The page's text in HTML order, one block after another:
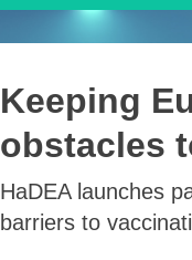
Keeping
obstacles
HaDEA launches
barriers to